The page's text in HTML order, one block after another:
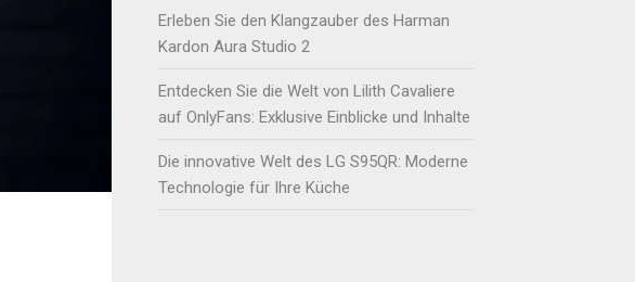
Erleben Sie den Klangzauber des Harman
Kardon Aura Studio 2
Entdecken Sie die Welt von Lilith Cavaliere
auf OnlyFans: Exklusive Einblicke und Inhalte
Die innovative Welt des LG S95QR: Moderne
Technologie für Ihre Küche